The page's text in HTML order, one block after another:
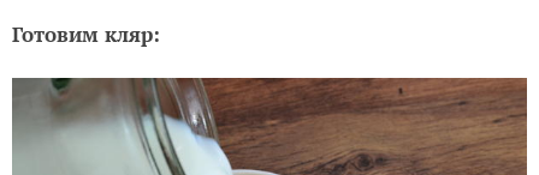
Готовим кляр: